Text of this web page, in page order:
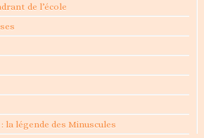
de l’école
la légende des Minuscules